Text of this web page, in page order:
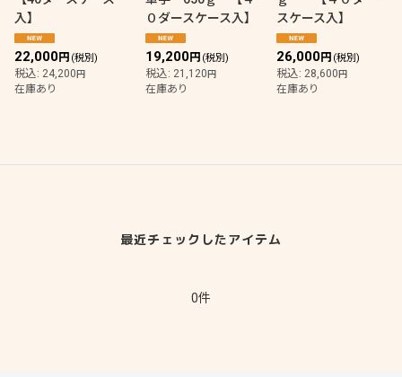
絞り込む
入】
22,000円 (税別)
税込: 24,200円
在庫あり
０ダースケース入】
19,200円 (税別)
税込: 21,120円
在庫あり
スケース入】
26,000円 (税別)
税込: 28,600円
在庫あり
最近チェックしたアイテム
0件